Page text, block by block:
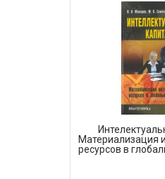
Материализация
ресурсов в